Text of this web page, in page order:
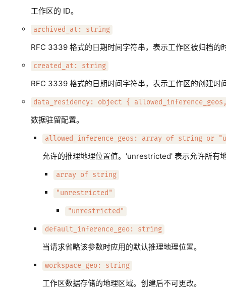
工作区的 ID。
archived_at: string
RFC 3339 格式的日期时间字符串，表示工作区被归档的
created_at: string
RFC 3339 格式的日期时间字符串，表示工作区的创建时
data_residency: object {
数据驻留配置。
allowed_inference_geos: array of string or
允许的推理地理位置值。'unrestricted' 表示允许所有
array of string
"unrestricted"
"unrestricted"
default_inference_geo: string
当请求省略该参数时应用的默认推理地理位置。
workspace_geo: string
工作区数据存储的地理区域。创建后不可更改。